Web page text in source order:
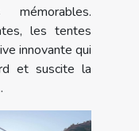
mémorables.
les tentes
innovante qui
et suscite la